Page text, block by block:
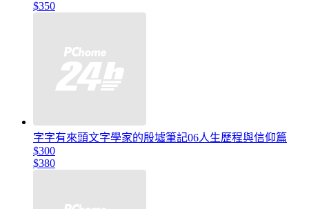
$350
字字有來頭文字學家的殷墟筆記06人生歷程與信仰篇
$300
$380